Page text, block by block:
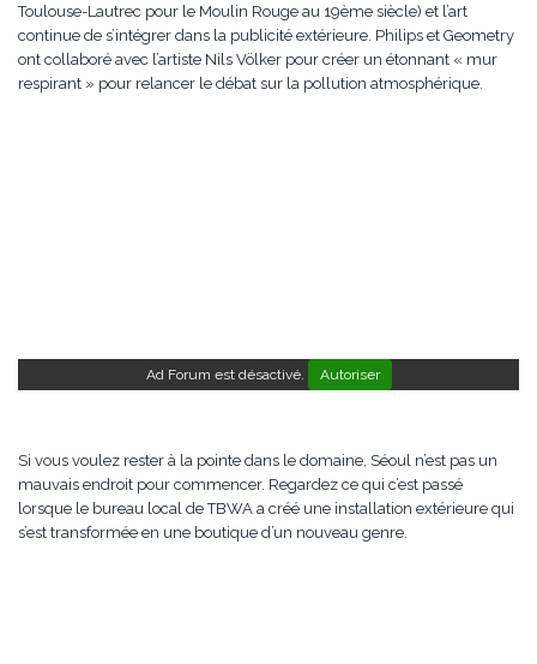
Toulouse-Lautrec pour le Moulin Rouge au 19ème siècle) et l’art
continue de s’intégrer dans la publicité extérieure. Philips et Geometry
ont collaboré avec l’artiste Nils Völker pour créer un étonnant « mur
respirant » pour relancer le débat sur la pollution atmosphérique.
Ad Forum est désactivé. Autoriser
Si vous voulez rester à la pointe dans le domaine, Séoul n’est pas un
mauvais endroit pour commencer. Regardez ce qui c’est passé
lorsque le bureau local de TBWA a créé une installation extérieure qui
s’est transformée en une boutique d’un nouveau genre.